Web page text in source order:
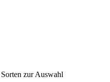
zur Auswahl